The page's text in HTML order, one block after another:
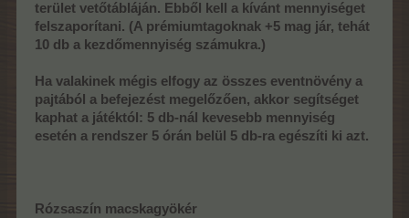
terület vetőtábláján. Ebből kell a kívánt mennyiséget
felszaporítani. (A prémiumtagoknak +5 mag jár, tehát
10 db a kezdőmennyiség számukra.)
Ha valakinek mégis elfogy az összes eventnövény a
pajtából a befejezést megelőzően, akkor segítséget
kaphat a játéktól: 5 db-nál kevesebb mennyiség
esetén a rendszer 5 órán belül 5 db-ra egészíti ki azt.
Rózsaszín macskagyökér